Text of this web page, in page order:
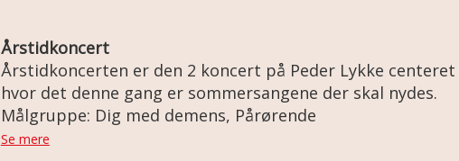
Årstidkoncert
Årstidkoncerten er den 2 koncert på Peder Lykke centeret
hvor det denne gang er sommersangene der skal nydes.
Målgruppe: Dig med demens, Pårørende
Se mere